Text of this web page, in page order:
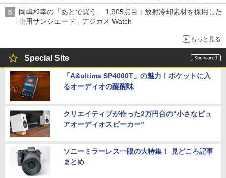
岡嶋和幸の「あとで買う」 1,905点目：放射冷却素材を採用した
車用サンシェード - デジカメ Watch
もっと見る
Special Site
「A&ultima SP4000T」の魅力！ポケットに入
るオーディオの醍醐味
クリエイティブが作った2万円台の“小さなピュ
アオーディオスピーカー”
ソニーミラーレス一眼の大特集！ 見どころ記事
まとめ